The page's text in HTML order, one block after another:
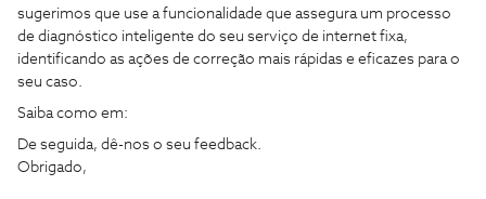
sugerimos que use a funcionalidade que assegura um processo
de diagnóstico inteligente do seu serviço de internet fixa,
identificando as ações de correção mais rápidas e eficazes para o
seu caso.
Saiba como em:
De seguida, dê-nos o seu feedback.
Obrigado,